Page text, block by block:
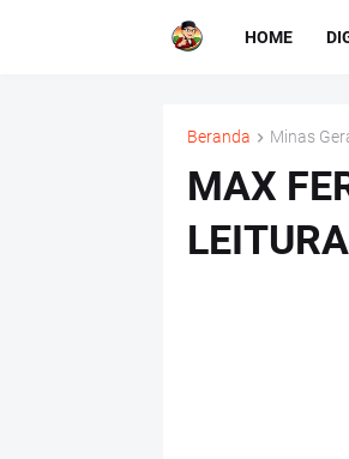
HOME
Beranda Minas
MAX